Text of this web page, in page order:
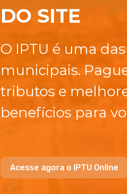
DO SITE
O IPTU é uma
municipais.
tributos e
benefícios para
Acesse agora o IPTU Online